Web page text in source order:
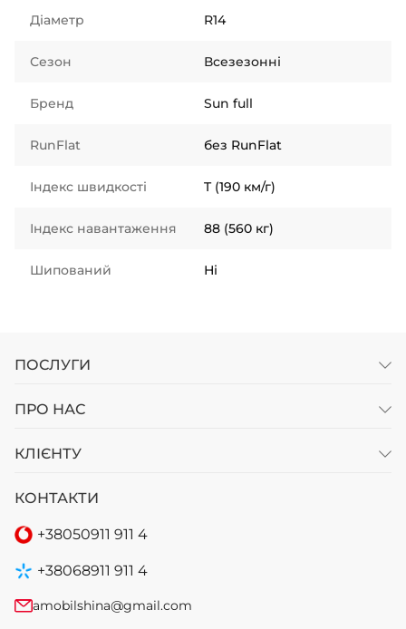
Діаметр R14
Сезон Всезезонні
Бренд Sun full
RunFlat без RunFlat
Індекс швидкості T (190 км/г)
Індекс навантаження 88 (560 кг)
Шипований Ні
ПОСЛУГИ
ПРО НАС
КЛІЄНТУ
КОНТАКТИ
+38050911 911 4
+38068911 911 4
amobilshina@gmail.com